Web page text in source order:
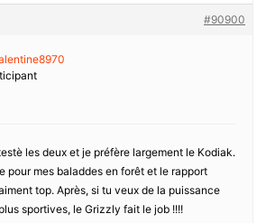
#90900
les deux et je préfère largement le Kodiak.
pour mes baladdes en forêt et le rapport
top. Après, si tu veux de la puissance
sportives, le Grizzly fait le job !!!!